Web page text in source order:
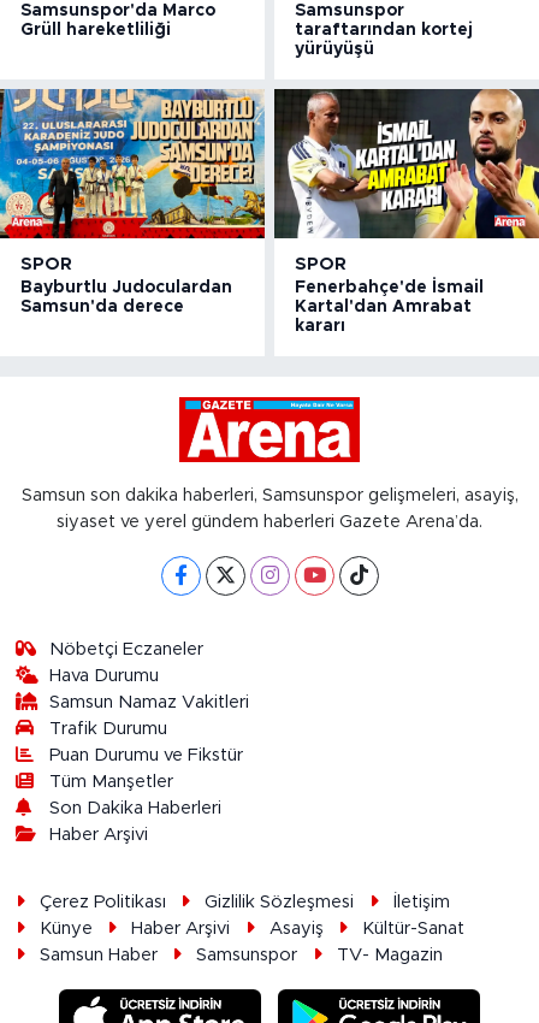
Samsunspor'da Marco
Grüll hareketliliği
Samsunspor
taraftarından kortej
yürüyüşü
SPOR
Bayburtlu Judoculardan
Samsun'da derece
SPOR
Fenerbahçe'de İsmail
Kartal'dan Amrabat
kararı
Samsun son dakika haberleri, Samsunspor gelişmeleri, asayiş,
siyaset ve yerel gündem haberleri Gazete Arena’da.
Nöbetçi Eczaneler
Hava Durumu
Samsun Namaz Vakitleri
Trafik Durumu
Puan Durumu ve Fikstür
Tüm Manşetler
Son Dakika Haberleri
Haber Arşivi
Çerez Politikası Gizlilik Sözleşmesi
İletişim
Künye
Haber Arşivi Asayiş
Kültür-Sanat
Samsun Haber
Samsunspor TV- Magazin